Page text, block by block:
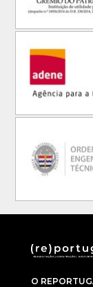
O